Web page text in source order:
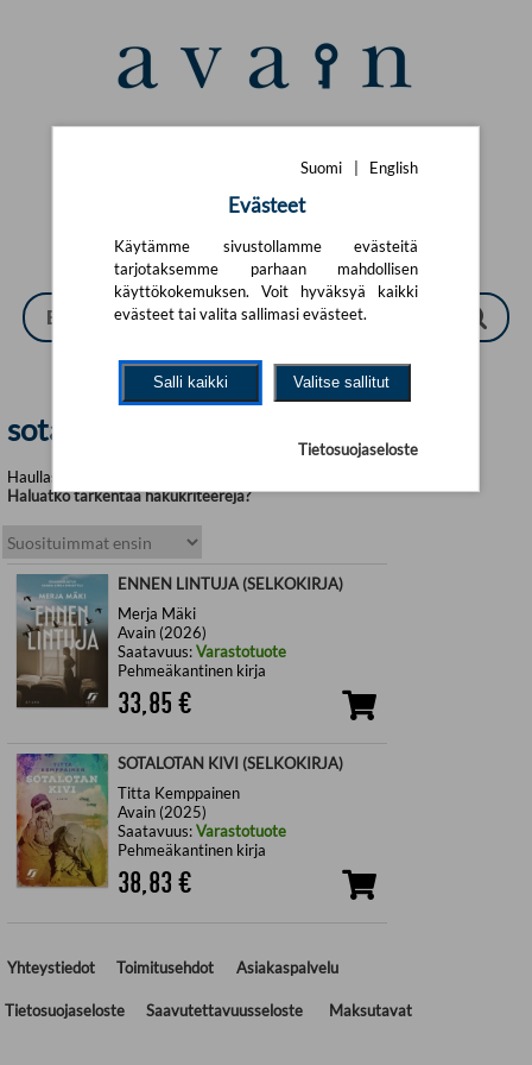
sotakirjallisuus | Avain
Haullasi löytyi yhteensä 2 tuotetta
Haluatko tarkentaa hakukriteerejä?
ENNEN LINTUJA (SELKOKIRJA)
Merja Mäki
Avain (2026)
Saatavuus:Varastotuote
Pehmeäkantinen kirja
33,85 €
SOTALOTAN KIVI (SELKOKIRJA)
Titta Kemppainen
Avain (2025)
Saatavuus:Varastotuote
Pehmeäkantinen kirja
38,83 €
Yhteystiedot Toimitusehdot Asiakaspalvelu
Tietosuojaseloste Saavutettavuusseloste Maksutavat
Suomi English
Evästeet
Käytämme sivustollamme evästeitä
tarjotaksemme parhaan mahdollisen
käyttökokemuksen. Voit hyväksyä kaikki
evästeet tai valita sallimasi evästeet.
Salli kaikki Valitse sallitut
Tietosuojaseloste